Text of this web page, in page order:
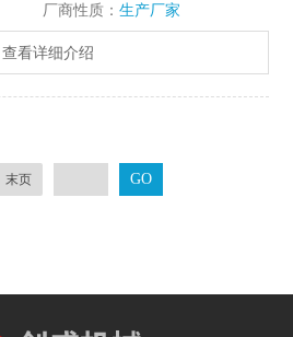
厂商性质： 生产厂家
查看详细介绍
末页